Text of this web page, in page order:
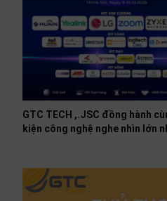
GTC TECH ,.JSC đồng hành
kiện công nghệ nghe nhìn lớn